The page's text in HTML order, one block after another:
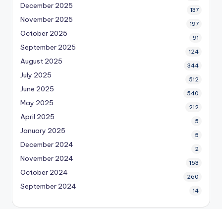
December 2025 137
November 2025 197
October 2025 91
September 2025 124
August 2025 344
July 2025 512
June 2025 540
May 2025 212
April 2025 5
January 2025 5
December 2024 2
November 2024 153
October 2024 260
September 2024 14